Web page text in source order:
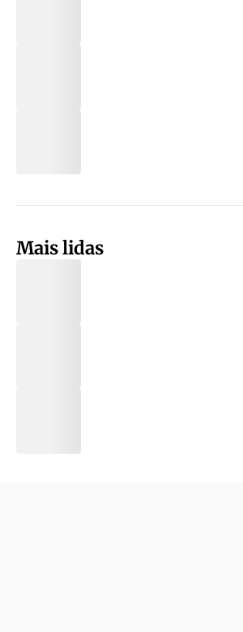
Mais lidas